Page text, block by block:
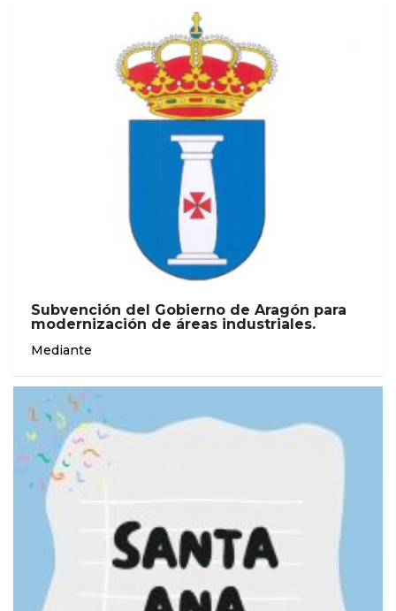
Subvención del Gobierno de Aragón para
modernización de áreas industriales.
Mediante